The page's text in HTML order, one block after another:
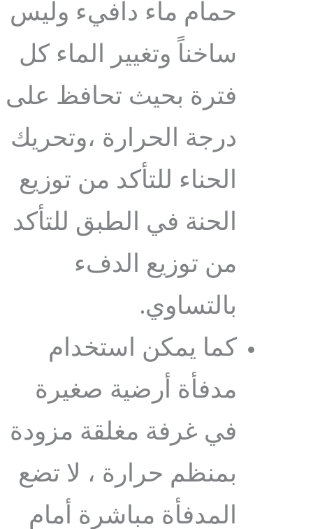
حمام ماء دافيء وليس
ساخناً وتغيير الماء كل
فترة بحيث تحافظ على
درجة الحرارة ،وتحريك
الحناء للتأكد من توزيع
الحنة في الطبق للتأكد
من توزيع الدفء
بالتساوي.
كما يمكن استخدام
مدفأة أرضية صغيرة
في غرفة مغلقة مزودة
بمنظم حرارة ، لا تضع
المدفأة مباشرة أمام